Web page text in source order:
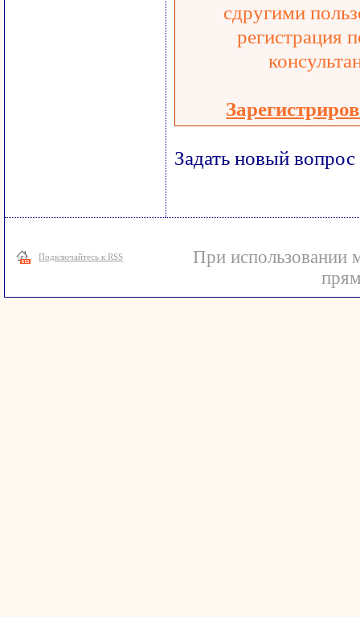
сдругими
регистрация
Задать новый
Подключайтесь к RSS
При использовании